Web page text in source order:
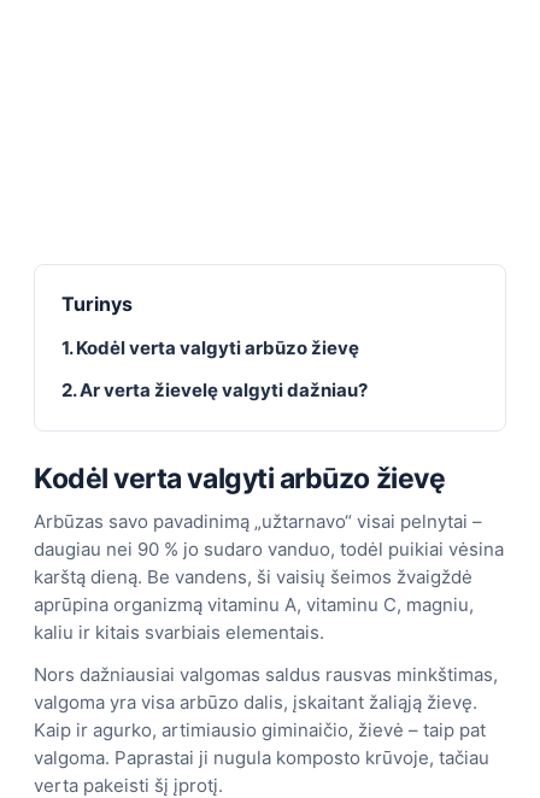
Turinys
1. Kodėl verta valgyti arbūzo žievę
2. Ar verta žievelę valgyti dažniau?
Kodėl verta valgyti arbūzo žievę
Arbūzas savo pavadinimą „užtarnavo“ visai pelnytai –
daugiau nei 90 % jo sudaro vanduo, todėl puikiai vėsina
karštą dieną. Be vandens, ši vaisių šeimos žvaigždė
aprūpina organizmą vitaminu A, vitaminu C, magniu,
kaliu ir kitais svarbiais elementais.
Nors dažniausiai valgomas saldus rausvas minkštimas,
valgoma yra visa arbūzo dalis, įskaitant žaliąją žievę.
Kaip ir agurko, artimiausio giminaičio, žievė – taip pat
valgoma. Paprastai ji nugula komposto krūvoje, tačiau
verta pakeisti šį įprotį.